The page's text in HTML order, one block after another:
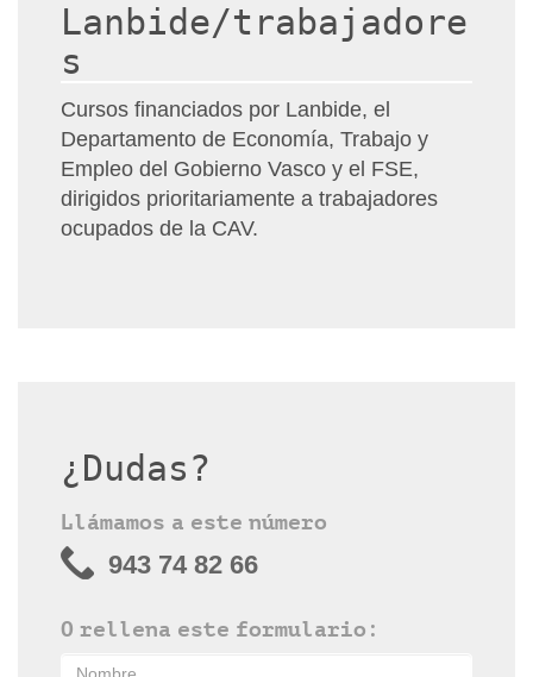
Lanbide/trabajadore
s
Cursos financiados por Lanbide, el
Departamento de Economía, Trabajo y
Empleo del Gobierno Vasco y el FSE,
dirigidos prioritariamente a trabajadores
ocupados de la CAV.
¿Dudas?
Llámamos a este número
943 74 82 66
O rellena este formulario: